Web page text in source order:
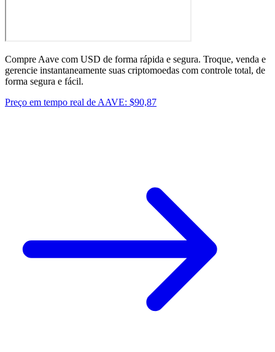
Compre Aave com USD de forma rápida e segura. Troque, venda e
gerencie instantaneamente suas criptomoedas com controle total, de
forma segura e fácil.
Preço em tempo real de AAVE: $90,87